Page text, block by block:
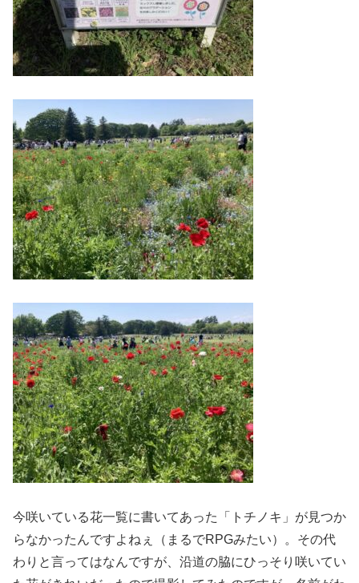
今咲いている花一覧に書いてあった「トチノキ」が見つか
らなかったんですよねぇ（まるでRPGみたい）。その代
わりと言ってはなんですが、沿道の脇にひっそり咲いてい